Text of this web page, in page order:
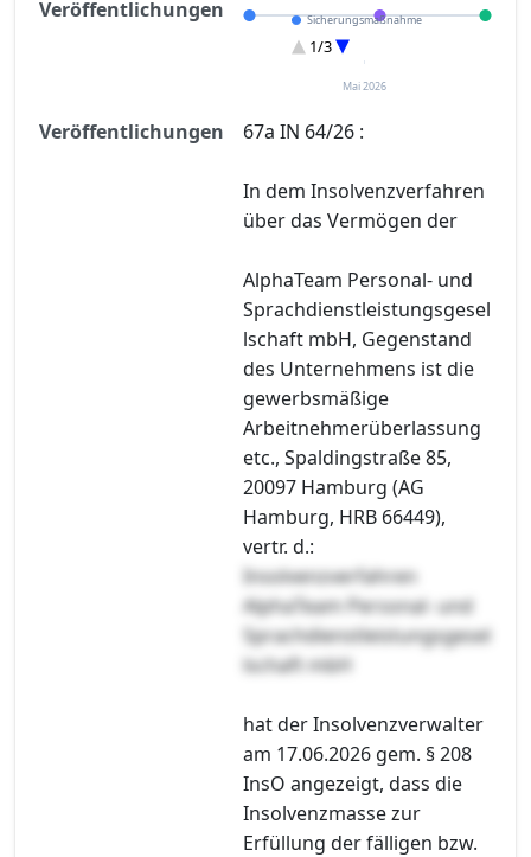
Veröffentlichungen
Sicherungsmaßnahme
Eröffnung
Entscheidung im Verfahren
1/3
Mai 2026
Veröffentlichungen 67a IN 64/26 :
In dem Insolvenzverfahren
über das Vermögen der
AlphaTeam Personal- und
Sprachdienstleistungsgesel
lschaft mbH, Gegenstand
des Unternehmens ist die
gewerbsmäßige
Arbeitnehmerüberlassung
etc., Spaldingstraße 85,
20097 Hamburg (AG
Hamburg, HRB 66449),
vertr. d.:
Insolvenzverfahren
AlphaTeam Personal- und
Sprachdienstleistungsgesel
lschaft mbH
hat der Insolvenzverwalter
am 17.06.2026 gem. § 208
InsO angezeigt, dass die
Insolvenzmasse zur
Erfüllung der fälligen bzw.